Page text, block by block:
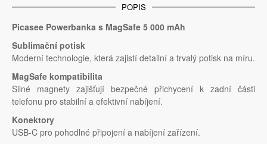
POPIS
Picasee Powerbanka s MagSafe 5 000 mAh
Sublimační potisk
Moderní technologie, která zajistí detailní a trvalý potisk na míru.
MagSafe kompatibilita
Silné magnety zajišťují bezpečné přichycení k zadní části
telefonu pro stabilní a efektivní nabíjení.
Konektory
USB-C pro pohodlné připojení a nabíjení zařízení.